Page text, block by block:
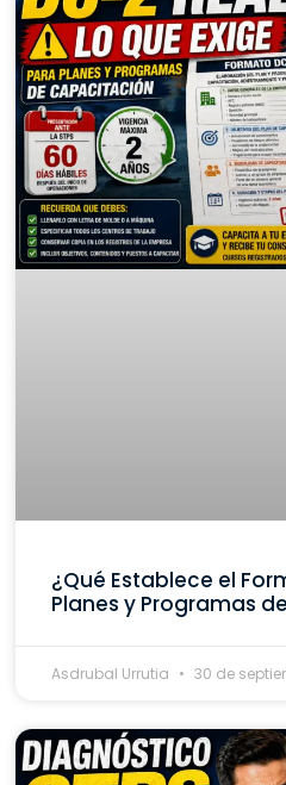
¿Qué Establece el
Planes y Programas
Asdrubal Urrutia 30 de